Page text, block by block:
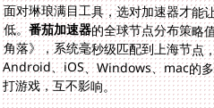
面对琳琅满目工具，选对加速器才能
低。番茄加速器的全球节点分布策略
角落》，系统毫秒级匹
Android、iOS、Windows、mac的
打游戏，互不影响。